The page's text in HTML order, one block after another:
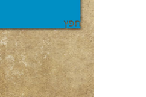
הנחת אתר